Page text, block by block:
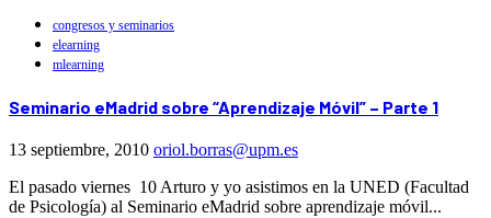
congresos y seminarios
elearning
mlearning
Seminario eMadrid sobre “Aprendizaje Móvil” – Parte 1
13 septiembre, 2010 oriol.borras@upm.es
El pasado viernes 10 Arturo y yo asistimos en la UNED (Facultad
de Psicología) al Seminario eMadrid sobre aprendizaje móvil...